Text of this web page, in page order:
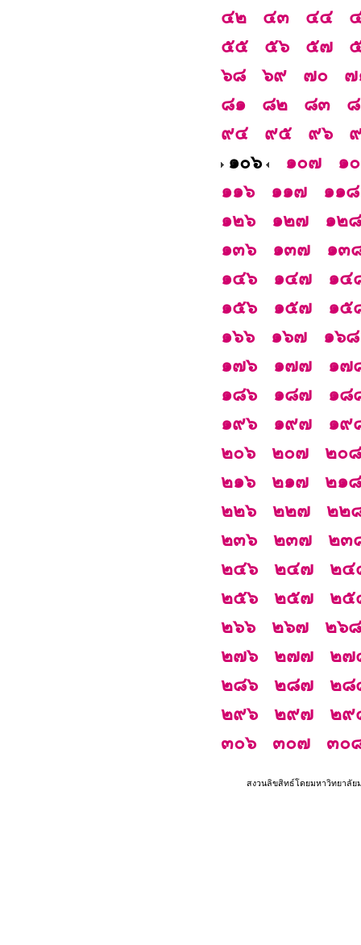
๔๒
๔๓ ๔๔
๕๕
๕๖ ๕๗
๖๘
๖๙ ๗๐
๗
๘๑
๘๒ ๘๓
๙๔
๙๕ ๙๖
๑๐๖
๑๐๗
๑
๑๑๖
๑๑๗
๑๑๘
๑๒๖
๑๒๗
๑๒๘
๑๓๖
๑๓๗
๑๓
๑๔๖
๑๔๗
๑๔
๑๕๖
๑๕๗
๑๕
๑๖๖
๑๖๗
๑๖๘
๑๗๖
๑๗๗
๑๗
๑๘๖
๑๘๗
๑๘
๑๙๖
๑๙๗
๑๙
๒๐๖
๒๐๗
๒๐๘
๒๑๖
๒๑๗
๒๑๘
๒๒๖
๒๒๗
๒๒
๒๓๖
๒๓๗
๒๓
๒๔๖
๒๔๗
๒๔
๒๕๖
๒๕๗
๒๕
๒๖๖
๒๖๗
๒๖๘
๒๗๖
๒๗๗
๒๗
๒๘๖
๒๘๗
๒๘
๒๙๖
๒๙๗
๒๙
๓๐๖
๓๐๗ ๓๐
สงวนลิขสิทธ์โดยมหาวิทยาลั